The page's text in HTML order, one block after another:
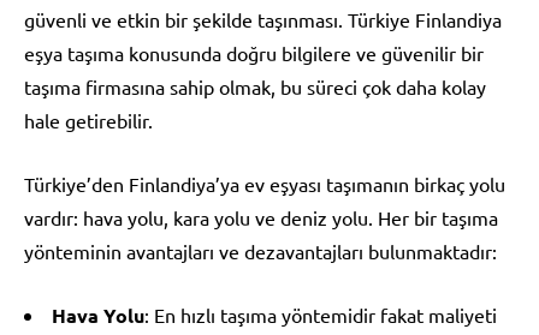
güvenli ve etkin bir şekilde taşınması. Türkiye Finlandiya
eşya taşıma konusunda doğru bilgilere ve güvenilir bir
taşıma firmasına sahip olmak, bu süreci çok daha kolay
hale getirebilir.
Türkiye’den Finlandiya’ya ev eşyası taşımanın birkaç yolu
vardır: hava yolu, kara yolu ve deniz yolu. Her bir taşıma
yönteminin avantajları ve dezavantajları bulunmaktadır:
Hava Yolu: En hızlı taşıma yöntemidir fakat maliyeti